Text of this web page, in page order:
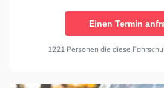
Einen Termin
1221 Personen die diese